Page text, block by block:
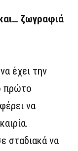
ζωγραφιά
έχει την
πρώτο
να
σταδιακά να